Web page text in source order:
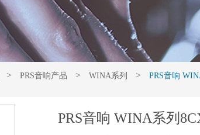
> PRS音响产品 > WINA系列 > PRS音响
PRS音响 WINA系列